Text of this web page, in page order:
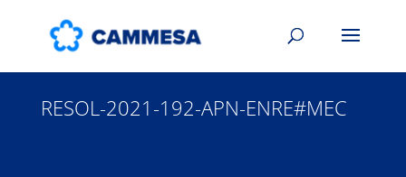
RESOL-2021-192-APN-ENRE#MEC